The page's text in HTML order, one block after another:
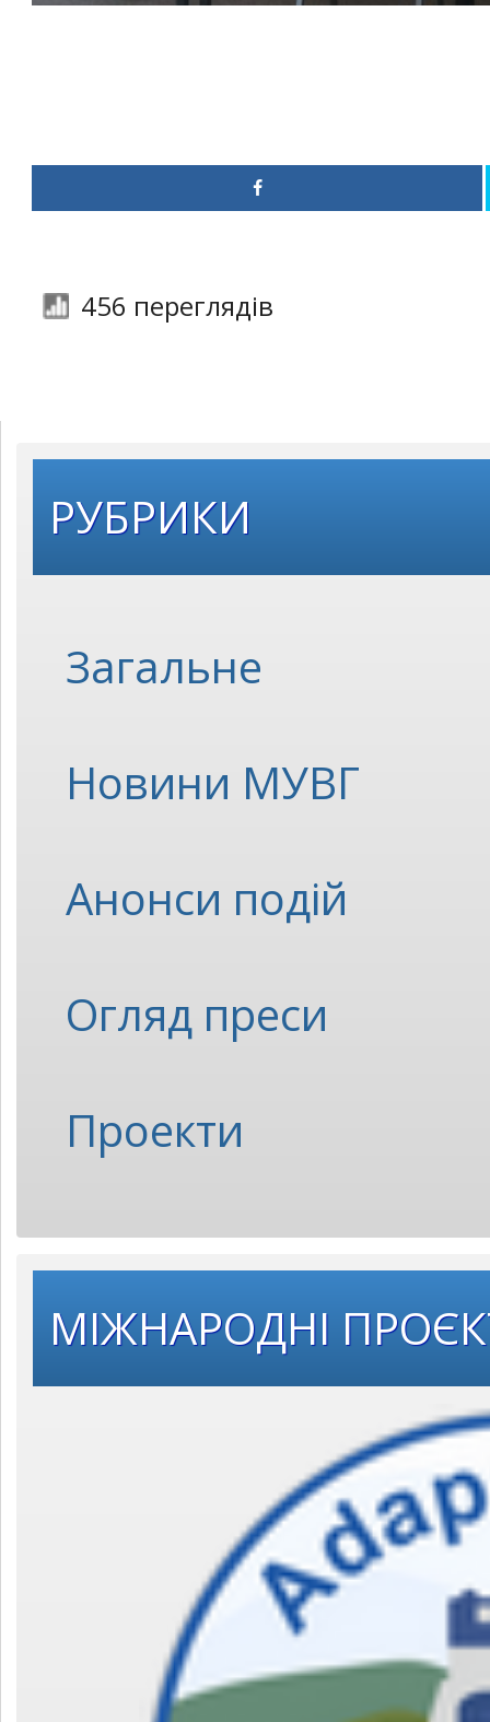
456 переглядів
РУБРИКИ
Загальне
Новини МУВГ
Анонси подій
Огляд преси
Проекти
МІЖНАРОДНІ